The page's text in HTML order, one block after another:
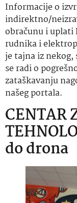
Informacije o
indirektno/
obračunu i uplati
rudnika i
je tajna iz
se radi o
zataškavanju
našeg portala.
CENTAR
do drona